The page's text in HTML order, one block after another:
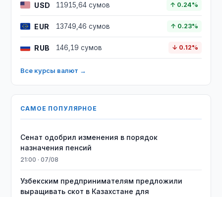
USD 11915,64 сумов ↑ 0.24%
EUR 13749,46 сумов ↑ 0.23%
RUB 146,19 сумов ↓ 0.12%
Все курсы валют →
САМОЕ ПОПУЛЯРНОЕ
Сенат одобрил изменения в порядок
назначения пенсий
21:00 · 07/08
Узбекским предпринимателям предложили
выращивать скот в Казахстане для